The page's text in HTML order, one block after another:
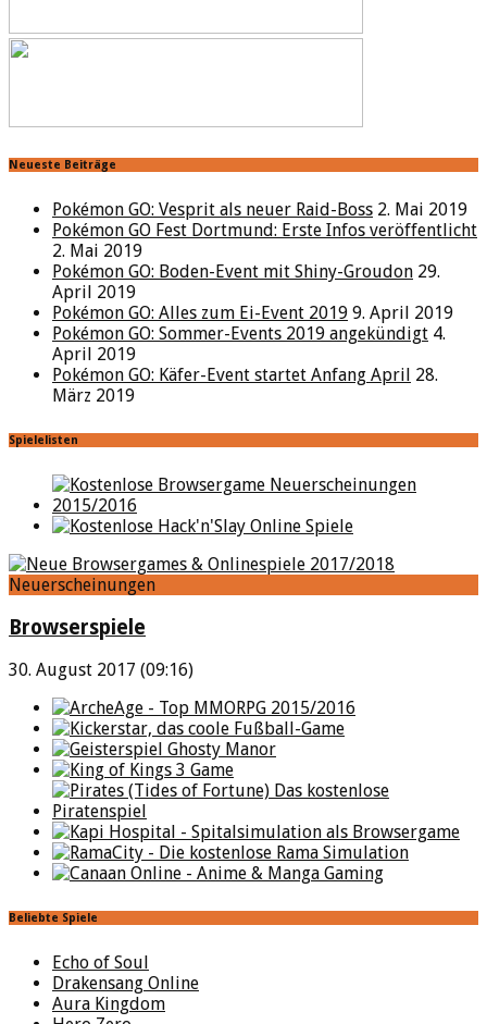
Neueste Beiträge
Pokémon GO: Vesprit als neuer Raid-Boss 2. Mai 2019
Pokémon GO Fest Dortmund: Erste Infos veröffentlicht
2. Mai 2019
Pokémon GO: Boden-Event mit Shiny-Groudon 29.
April 2019
Pokémon GO: Alles zum Ei-Event 2019 9. April 2019
Pokémon GO: Sommer-Events 2019 angekündigt 4.
April 2019
Pokémon GO: Käfer-Event startet Anfang April 28.
März 2019
Spielelisten
Neuerscheinungen
Browserspiele
30. August 2017 (09:16)
Beliebte Spiele
Echo of Soul
Drakensang Online
Aura Kingdom